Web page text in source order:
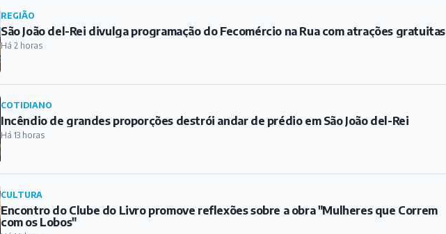
REGIÃO
São João del-Rei divulga programação do Fecomércio na Rua com atrações gratuitas
Há 2 horas
COTIDIANO
Incêndio de grandes proporções destrói andar de prédio em São João del-Rei
Há 13 horas
CULTURA
Encontro do Clube do Livro promove reflexões sobre a obra "Mulheres que Correm
com os Lobos"